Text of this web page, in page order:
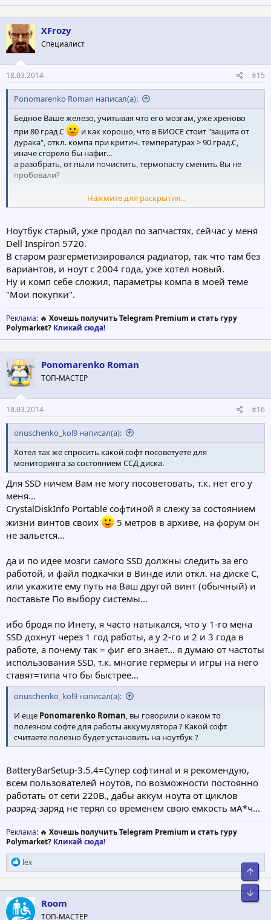
XFrozy
Специалист
18.03.2014 #15
Ponomarenko Roman написал(а):
Бедное Ваше железо, учитывая что его мозгам, уже хреново
при 80 град.С
и как хорошо, что в БИОСЕ стоит "защита от
дурака", откл. компа при критич. температурах > 90 град.С,
иначе сгорело бы нафиг...
а разобрать, от пыли почистить, термопасту сменить Вы не
пробовали?
Выше в своем посте, я выложил свою любимую софтину,
выходим и см. максимум по температуре по системе
ЦП и
GPU д.б. до 70 град.С
Нажмите для раскрытия...
Ноутбук старый, уже продал по запчастях, сейчас у меня
Dell Inspiron 5720.
В старом разгерметизировался радиатор, так что там без
вариантов, и ноут с 2004 года, уже хотел новый.
Ну и комп себе сложил, параметры компа в моей теме
"Мои покупки".
Реклама: 🔥 Хочешь получить Telegram Premium и стать гуру
Polymarket? Кликай сюда!
Ponomarenko Roman
ТОП-МАСТЕР
18.03.2014 #16
onuschenko_kol9 написал(а):
Хотел так же спросить какой софт посоветуете для
мониторинга за состоянием ССД диска.
Для SSD ничем Вам не могу посоветовать, т.к. нет его у
меня...
CrystalDiskInfo Portable софтиной я слежу за состоянием
жизни винтов своих
5 метров в архиве, на форум он
не зальется...
да и по идее мозги самого SSD должны следить за его
работой, и файл подкачки в Винде или откл. на диске С,
или укажите ему путь на Ваш другой винт (обычный) и
поставьте По выбору системы...
ибо бродя по Инету, я часто натыкался, что у 1-го мена
SSD дохнут через 1 год работы, а у 2-го и 2 и 3 года в
работе, а почему так = фиг его знает... я думаю от частоты
использования SSD, т.к. многие гермеры и игры на него
ставят=типа что бы быстрее...
onuschenko_kol9 написал(а):
И еще Ponomarenko Roman, вы говорили о каком то
полезном софте для работы аккумулятора ? Какой софт
считаете полезно будет установить на ноутбук ?
BatteryBarSetup-3.5.4=Супер софтина! и я рекомендую,
всем пользователей ноутов, по возможности постоянно
работать от сети 220В., дабы аккум ноута от циклов
разряд-заряд не терял со временем свою емкость мА*ч...
Реклама: 🔥 Хочешь получить Telegram Premium и стать гуру
Polymarket? Кликай сюда!
Р
е
а
к
ц
и
lex
Room
ТОП-МАСТЕР